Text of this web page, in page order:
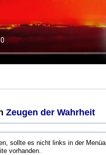
Zeugen der Wahrheit
sollte es nicht links in der
vorhanden.